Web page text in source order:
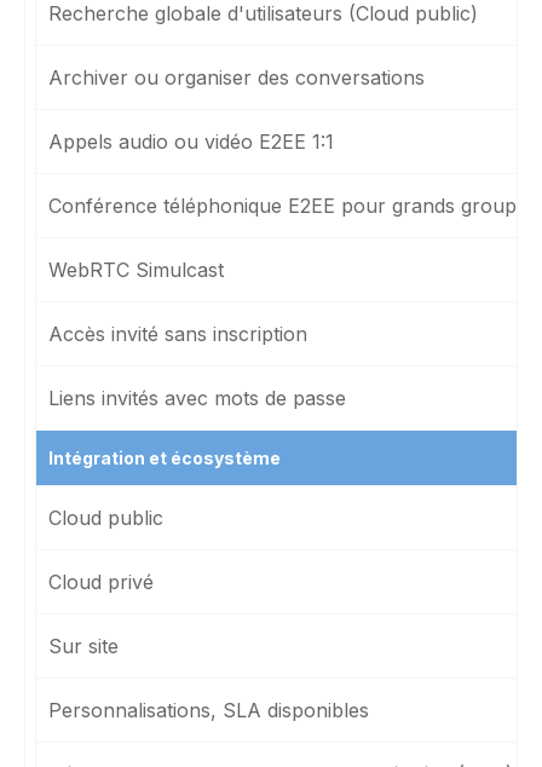
Recherche globale d'utilisateurs (Cloud public)
Archiver ou organiser des conversations
Appels audio ou vidéo E2EE 1:1
Conférence téléphonique E2EE pour grands groupes
WebRTC Simulcast
Accès invité sans inscription
Liens invités avec mots de passe
Intégration et écosystème
Cloud public
Cloud privé
Sur site
Personnalisations, SLA disponibles